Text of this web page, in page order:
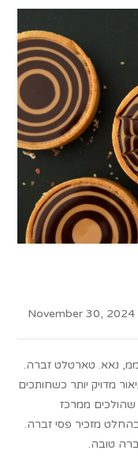
November 30, 2024
נאא. טארטלט זברה.
מדויק יותר כשחותכים
ממרכז
מזכיר פסי זברה.
טובה.